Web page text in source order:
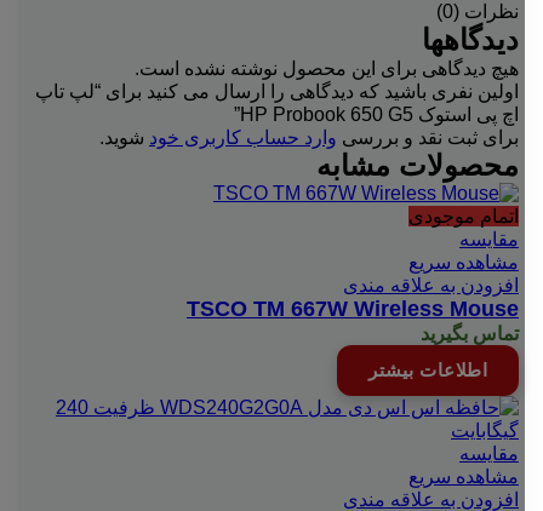
نظرات (0)
دیدگاهها
هیچ دیدگاهی برای این محصول نوشته نشده است.
اولین نفری باشید که دیدگاهی را ارسال می کنید برای “لپ تاپ
اچ پی استوک HP Probook 650 G5”
برای ثبت نقد و بررسی وارد حساب کاربری خود شوید.
محصولات مشابه
اتمام موجودی
مقایسه
مشاهده سریع
افزودن به علاقه مندی
TSCO TM 667W Wireless Mouse
تماس بگیرید
اطلاعات بیشتر
مقایسه
مشاهده سریع
افزودن به علاقه مندی